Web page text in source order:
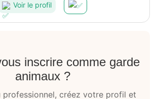
Voir le profil
inscrire comme garde
animaux ?
professionnel, créez votre profil et